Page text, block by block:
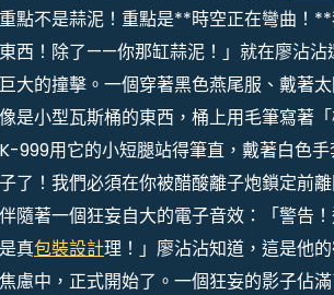
點不是蒜泥！重點是**時空正在彎曲！
西！除了——你那缸蒜泥！」就在廖沾
大的撞擊。一個穿著黑色燕尾服、戴著
是小型瓦斯桶的東西，桶上用毛筆寫著
999用它的小短腿站得筆直，戴著白色
了！我們必須在你被醋酸離子炮鎖定前
隨著一個狂妄自大的電子音效：「警告
真包裝設計理！」廖沾沾知道，這是他
慮中，正式開始了。一個狂妄的影子佔